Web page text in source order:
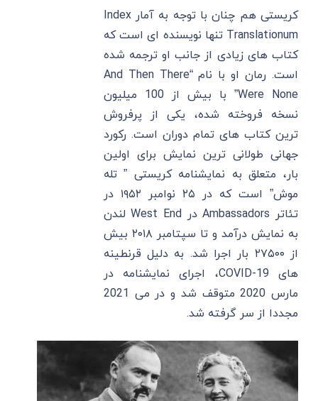
کریستی هم چنان با توجه به آمار Index
Translationum تنها نویسنده ‌ای است که
کتاب‌ های زیادی از جانب او ترجمه شده
است. رمان او با نام “And Then There
Were None” با بیش از 100 میلیون
نسخه فروخته‌ شده، یکی از پرفروش
‌ترین کتاب ‌های تمام دوران است. رکورد
جهانی طولانی ‌ترین نمایش برای اولین
بار، متعلق به نمایشنامه کریستی ” تله
موش” است که در ۲۵ نوامبر ۱۹۵۲ در
تئاتر Ambassadors در West End لندن
به نمایش درآمد و تا سپتامبر ۲۰۱۸ بیش
از ۲۷۵۰۰ بار اجرا شد. به دلیل قرنطینه
‌های COVID-19، اجرای نمایشنامه در
مارس 2020 متوقف شد و در می 2021
مجددا از سر گرفته شد.